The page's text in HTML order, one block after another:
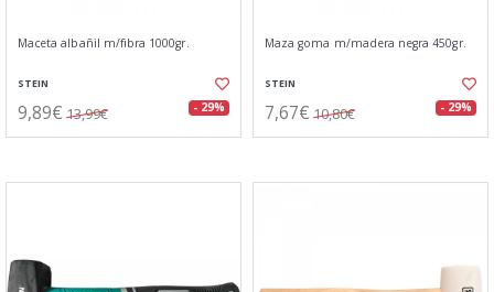
Maceta albañil m/fibra 1000gr.
STEIN
9,89€ 13,99€ - 29%
Maza goma m/madera negra 450gr.
STEIN
7,67€ 10,80€ - 29%